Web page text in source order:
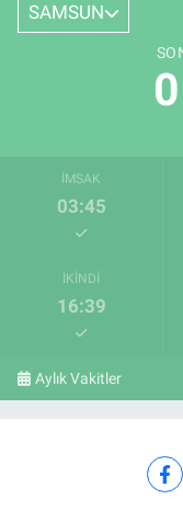
SAMSUN
İMSAK
03:45
İKINDI
16:39
Aylık Vakitler